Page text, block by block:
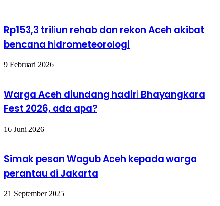
Rp153,3 triliun rehab dan rekon Aceh akibat
bencana hidrometeorologi
9 Februari 2026
Warga Aceh diundang hadiri Bhayangkara
Fest 2026, ada apa?
16 Juni 2026
Simak pesan Wagub Aceh kepada warga
perantau di Jakarta
21 September 2025